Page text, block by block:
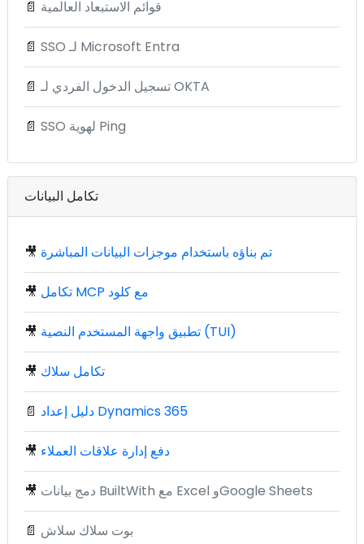
📄 قوائم الاستبعاد العالمية
📄 SSO لـ Microsoft Entra
📄 تسجيل الدخول الفردي لـ OKTA
📄 SSO لهوية Ping
تكامل البيانات
🎥 تم بناؤه باستخدام موجزات البيانات المباشرة
🎥 تكامل MCP مع كلود
🎥 تطبيق واجهة المستخدم النصية (TUI)
🎥 تكامل سلاك
📄 دليل إعداد Dynamics 365
🎥 دفع إدارة علاقات العملاء
🎥 دمج بيانات BuiltWith مع Excel وGoogle Sheets
📄 بوت سلاك سلاش